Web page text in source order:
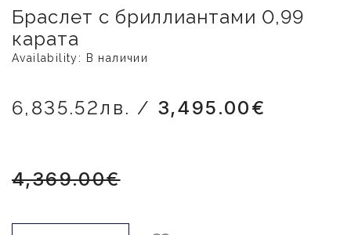
Браслет с бриллиантами 0,99
карата
Availability: В наличии
6,835.52лв. / 3,495.00€
4,369.00€